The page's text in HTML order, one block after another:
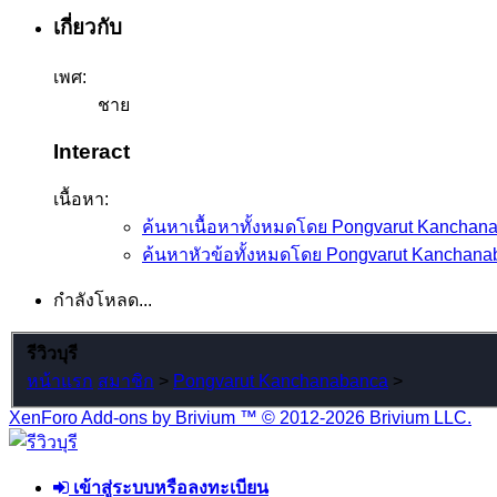
เกี่ยวกับ
เพศ:
ชาย
Interact
เนื้อหา:
ค้นหาเนื้อหาทั้งหมดโดย Pongvarut
ค้นหาหัวข้อทั้งหมดโดย Pongvarut
กำลังโหลด...
รีวิวบุรี
หน้าแรก สมาชิก > Pongvarut Kanchanabanca >
XenForo Add-ons by Brivium ™ © 2012-2026 Brivium LLC.
เข้าสู่ระบบหรือลงทะเบียน